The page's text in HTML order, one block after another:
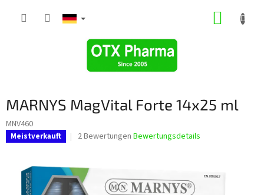
MARNYS MagVital Forte 14x25 ml
MNV460
Meistverkauft
Die
ist
5,0
von
2 Bewertungen Bewertungsdetails